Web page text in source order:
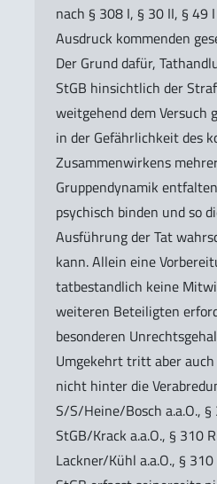
nach § 308 I, § 30 II, § 49
Ausdruck kommenden
Der Grund dafür,
StGB hinsichtlich der
weitgehend dem Versuch
in der Gefährlichkeit des
Zusammenwirkens
Gruppendynamik
psychisch binden und so
Ausführung der Tat
kann. Allein eine
tatbestandlich keine
weiteren Beteiligten
besonderen
Umgekehrt tritt aber
nicht hinter die
S/S/Heine/Bosch a.a.O.,
StGB/Krack a.a.O., § 310
Lackner/Kühl a.a.O., §